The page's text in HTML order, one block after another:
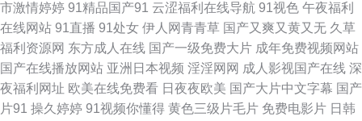
久kJ视频 欧美福利姬的搜索结果 欧美成人一二 九九re久久 欧美一级720p
91传媒在线观看免费入口 91国标精品 91国产ts 亚洲综合28p 91人妻资源 91
高跟白丝在线观看 色伊人婷婷 欧美性交91在线观看 91九色乱 91视频污污无
市激情婷婷 91精品国产91 云涩福利在线导航 91视色 午夜福利
在线网站 91直播 91处女 伊人网青青草 国产又爽又黄又无 久草
福利资源网 东方成人在线 国产一级免费大片 成年免费视频网站
国产在线播放网站 亚洲日本视频 淫淫网网 成人影视国产在线 深
夜福利网址 欧美在线免费看 日夜夜欧美 国产大片中文字幕 国产
片91 操久婷婷 91视频你懂得 黄色三级片毛片 免费电影片 日韩